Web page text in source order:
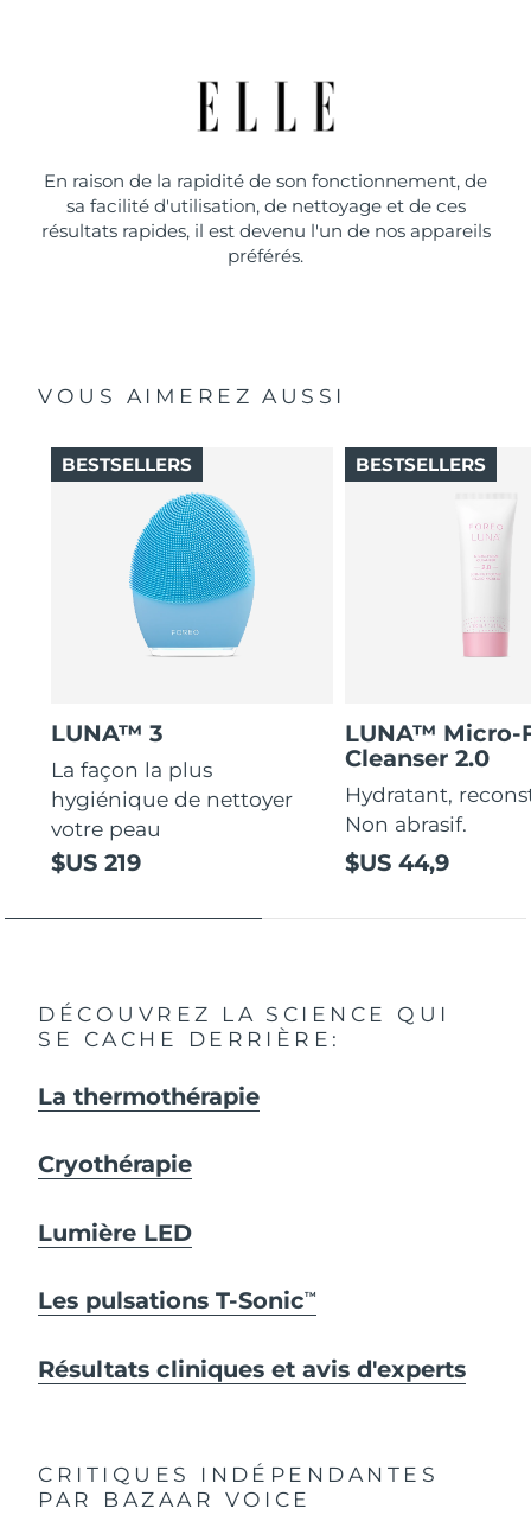
En raison de la rapidité de son fonctionnement, de
sa facilité d'utilisation, de nettoyage et de ces
résultats rapides, il est devenu l'un de nos appareils
préférés.
VOUS AIMEREZ AUSSI
LUNA™ 3
La façon la plus
hygiénique de nettoyer
votre peau
$US 219
BESTSELLERS
LUNA™ Micro-
Cleanser 2.0
Hydratant,
Non abrasif.
$US 44,9
BESTSELLERS
DÉCOUVREZ LA SCIENCE QUI
SE CACHE DERRIÈRE:
La thermothérapie
Cryothérapie
Lumière LED
Les pulsations T-SonicTM
Résultats cliniques et avis d'experts
CRITIQUES INDÉPENDANTES
PAR BAZAAR VOICE